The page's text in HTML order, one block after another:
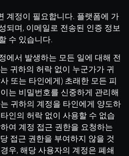
계정이 필요합니다. 플랫폼에 가
되며, 이메일로 전송된 인증 정보
수 있습니다.
에서 발생하는 모든 일에 대해 전
귀하의 허락 없이 누군가가 귀
또는 타인에게) 초래한 모든 피
는 비밀번호를 신중하게 관리해
귀하의 계정을 타인에게 양도하
인의 허락 없이 사용할 수 없습
여 계정 접근 권한을 요청하는
접근 권한을 부여하지 않을 것
우, 해당 사용자의 계정은 폐쇄